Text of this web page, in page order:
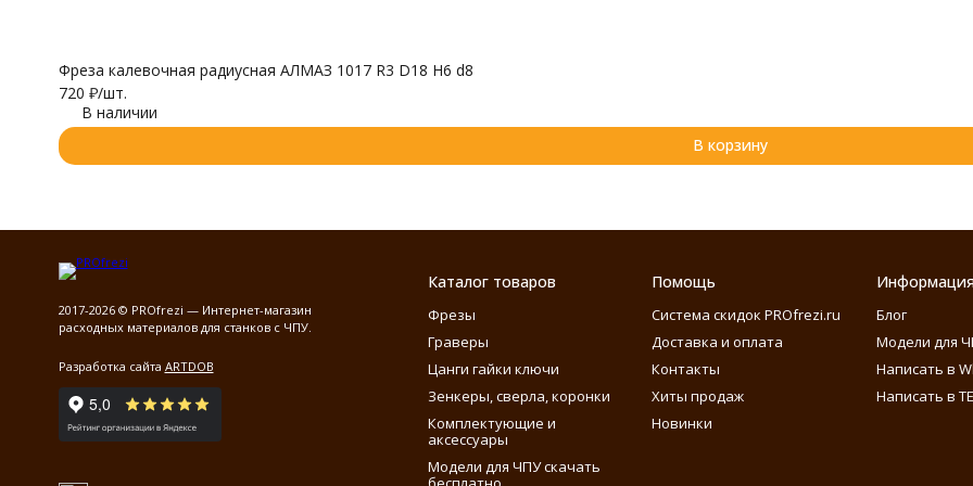
Фреза калевочная радиусная АЛМАЗ 1017 R3 D18 H6 d8
720 ₽/шт.
В наличии
В корзину
2017-2026 © PROfrezi — Интернет-магазин
расходных материалов для станков с ЧПУ.
Разработка сайта ARTDOB
Каталог товаров
Фрезы
Граверы
Цанги гайки ключи
Зенкеры, сверла, коронки
Комплектующие и
аксессуары
Модели для ЧПУ скачать
Помощь
Система скидок PROfrezi.ru
Доставка и оплата
Контакты
Хиты продаж
Новинки
Блог
Модели для
Написать в
Написать в